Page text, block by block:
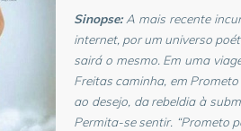
Sinopse:A mais recente
internet, por um universo
sairá o mesmo. Em uma
Freitas caminha, em
ao desejo, da rebeldia à
Permita-se sentir. “Prometo